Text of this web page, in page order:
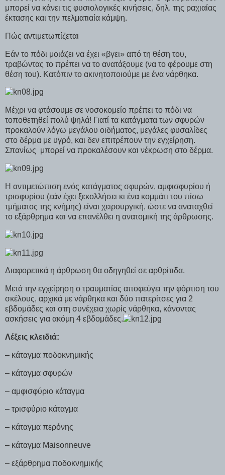
μπορεί να κάνει τις φυσιολογικές κινήσεις, δηλ. της ραχιαίας
έκτασης και την πελματιαία κάμψη.
Πώς αντιμετωπίζεται
Εάν το πόδι μοιάζει να έχει «βγει» από τη θέση του,
τραβώντας το πρέπει να το ανατάξουμε (να το φέρουμε στη
θέση του). Κατόπιν το ακινητοποιούμε με ένα νάρθηκα.
Μέχρι να φτάσουμε σε νοσοκομείο πρέπει το πόδι να
τοποθετηθεί πολύ ψηλά! Γιατί τα κατάγματα των σφυρών
προκαλούν λόγω μεγάλου οιδήματος, μεγάλες φυσαλίδες
στο δέρμα με υγρό, και δεν επιτρέπουν την εγχείρηση.
Σπανίως μπορεί να προκαλέσουν και νέκρωση στο δέρμα.
Η αντιμετώπιση ενός κατάγματος σφυρών, αμφισφυρίου ή
τρισφυρίου (εάν έχει ξεκολλήσει κι ένα κομμάτι του πίσω
τμήματος της κνήμης) είναι χειρουργική, ώστε να αναταχθεί
το εξάρθρημα και να επανέλθει η ανατομική της άρθρωσης.
Διαφορετικά η άρθρωση θα οδηγηθεί σε αρθρίτιδα.
Μετά την εγχείρηση ο τραυματίας αποφεύγει την φόρτιση του
σκέλους, αρχικά με νάρθηκα και δύο πατερίτσες για 2
εβδομάδες και στη συνέχεια χωρίς νάρθηκα, κάνοντας
ασκήσεις για ακόμη 4 εβδομάδες.
Λέξεις κλειδιά:
– κάταγμα ποδοκνημικής
– κάταγμα σφυρών
– αμφισφύριο κάταγμα
– τρισφύριο κάταγμα
– κάταγμα περόνης
– κάταγμα Maisonneuve
– εξάρθρημα ποδοκνημικής